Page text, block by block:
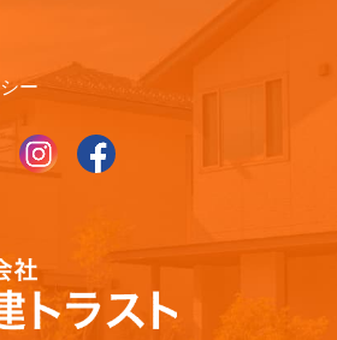
ー